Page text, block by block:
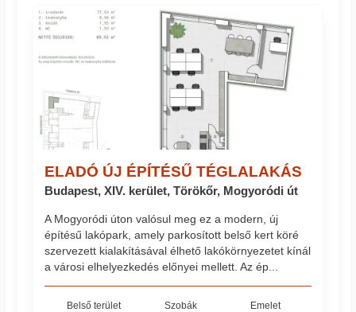
ELADÓ ÚJ ÉPÍTÉSŰ TÉGLALAKÁS
Budapest, XIV. kerület, Törökőr, Mogyoródi út
A Mogyoródi úton valósul meg ez a modern, új
építésű lakópark, amely parkosított belső kert köré
szervezett kialakításával élhető lakókörnyezetet kínál
a városi elhelyezkedés előnyei mellett. Az ép...
Belső terület Szobák Emelet